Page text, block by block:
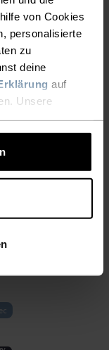
von Cookies
personalisierte
zu
deine
auf
Unsere
Layer